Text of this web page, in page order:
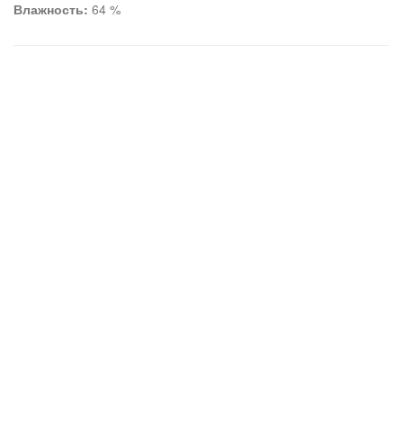
Влажность: 64 %